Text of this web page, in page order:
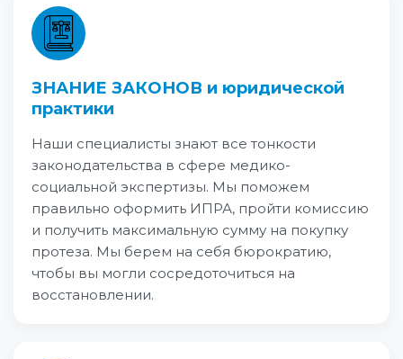
ЗНАНИЕ ЗАКОНОВ и юридической
практики
Наши специалисты знают все тонкости
законодательства в сфере медико-
социальной экспертизы. Мы поможем
правильно оформить ИПРА, пройти комиссию
и получить максимальную сумму на покупку
протеза. Мы берем на себя бюрократию,
чтобы вы могли сосредоточиться на
восстановлении.